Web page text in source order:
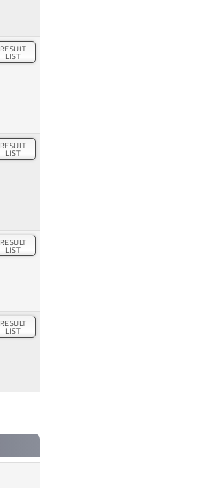
RESULT
LIST
RESULT
LIST
RESULT
LIST
RESULT
LIST